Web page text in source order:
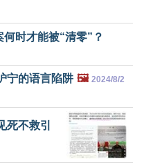
时才能被“清零”？
宁的语言陷阱 🖼️ 2024/8/2
死不救引